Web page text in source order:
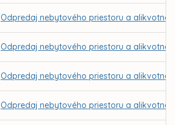
Odpredaj nebytového priestoru a alikvotnej
Odpredaj nebytového priestoru a alikvotnej
Odpredaj nebytového priestoru a alikvotnej
Odpredaj nebytového priestoru a alikvotnej